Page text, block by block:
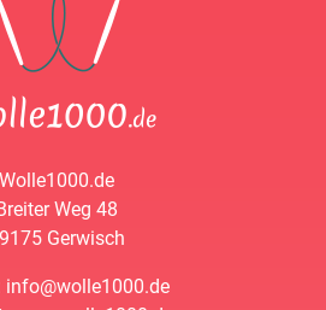
Wolle1000.de
Weg 48
Gerwisch
info@wolle1000.de